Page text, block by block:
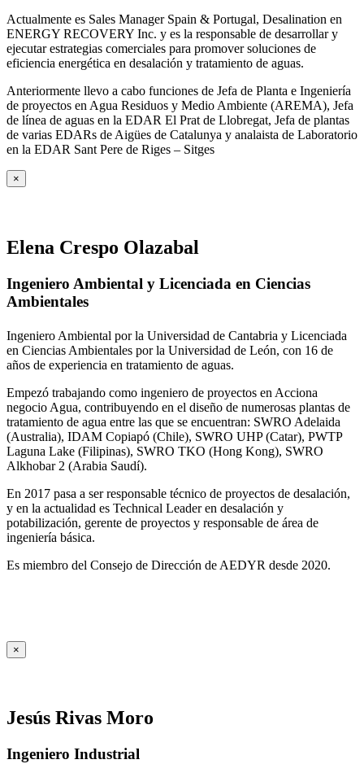
Actualmente es Sales Manager Spain & Portugal, Desalination en
ENERGY RECOVERY Inc. y es la responsable de desarrollar y
ejecutar estrategias comerciales para promover soluciones de
eficiencia energética en desalación y tratamiento de aguas.
Anteriormente llevo a cabo funciones de Jefa de Planta e Ingeniería
de proyectos en Agua Residuos y Medio Ambiente (AREMA), Jefa
de línea de aguas en la EDAR El Prat de Llobregat, Jefa de plantas
de varias EDARs de Aigües de Catalunya y analaista de Laboratorio
en la EDAR Sant Pere de Riges – Sitges
×
Elena Crespo Olazabal
Ingeniero Ambiental y Licenciada en Ciencias
Ambientales
Ingeniero Ambiental por la Universidad de Cantabria y Licenciada
en Ciencias Ambientales por la Universidad de León, con 16 de
años de experiencia en tratamiento de aguas.
Empezó trabajando como ingeniero de proyectos en Acciona
negocio Agua, contribuyendo en el diseño de numerosas plantas de
tratamiento de agua entre las que se encuentran: SWRO Adelaida
(Australia), IDAM Copiapó (Chile), SWRO UHP (Catar), PWTP
Laguna Lake (Filipinas), SWRO TKO (Hong Kong), SWRO
Alkhobar 2 (Arabia Saudí).
En 2017 pasa a ser responsable técnico de proyectos de desalación,
y en la actualidad es Technical Leader en desalación y
potabilización, gerente de proyectos y responsable de área de
ingeniería básica.
Es miembro del Consejo de Dirección de AEDYR desde 2020.
×
Jesús Rivas Moro
Ingeniero Industrial